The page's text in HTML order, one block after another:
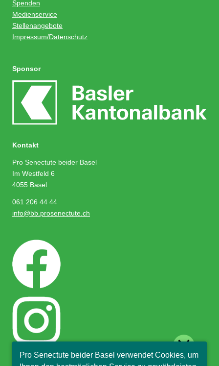
Spenden
Medienservice
Stellenangebote
Impressum/Datenschutz
Sponsor
Kontakt
Pro Senectute beider Basel
Im Westfeld 6
4055 Basel
061 206 44 44
info@bb.prosenectute.ch
Pro Senectute beider Basel verwendet Cookies, um
Hallo, ich bin Sophia und
close